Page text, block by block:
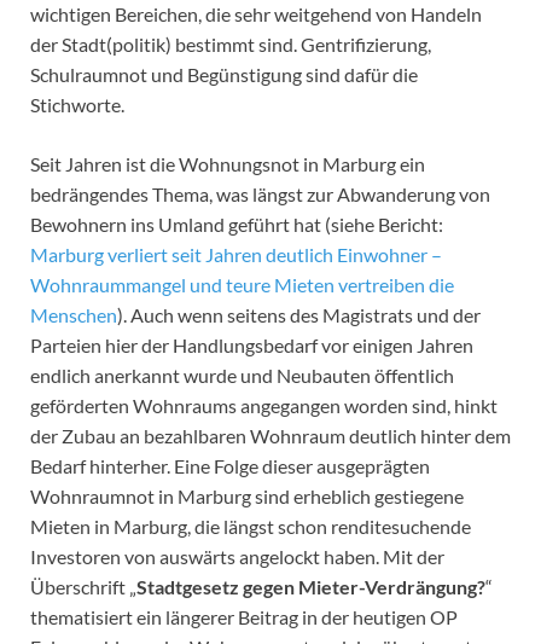
wichtigen Bereichen, die sehr weitgehend von Handeln
der Stadt(politik) bestimmt sind. Gentrifizierung,
Schulraumnot und Begünstigung sind dafür die
Stichworte.
Seit Jahren ist die Wohnungsnot in Marburg ein
bedrängendes Thema, was längst zur Abwanderung von
Bewohnern ins Umland geführt hat (siehe Bericht:
Marburg verliert seit Jahren deutlich Einwohner –
Wohnraummangel und teure Mieten vertreiben die
Menschen). Auch wenn seitens des Magistrats und der
Parteien hier der Handlungsbedarf vor einigen Jahren
endlich anerkannt wurde und Neubauten öffentlich
geförderten Wohnraums angegangen worden sind, hinkt
der Zubau an bezahlbaren Wohnraum deutlich hinter dem
Bedarf hinterher. Eine Folge dieser ausgeprägten
Wohnraumnot in Marburg sind erheblich gestiegene
Mieten in Marburg, die längst schon renditesuchende
Investoren von auswärts angelockt haben. Mit der
Überschrift „ Stadtgesetz gegen Mieter-Verdrängung?“
thematisiert ein längerer Beitrag in der heutigen OP